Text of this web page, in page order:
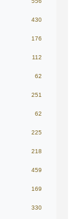
430
176
112
62
251
62
225
218
459
169
330